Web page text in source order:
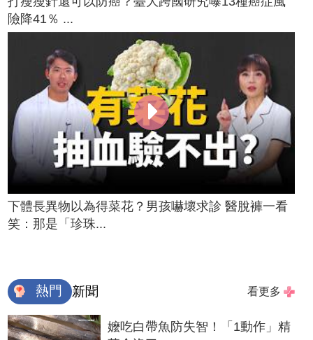
險降41％ ...
下體長異物以為得菜花？男孩嚇壞求診 醫脫褲一看
笑：那是「珍珠...
熱門 新聞 看更多
嬤吃白帶魚防失智！「1動作」精